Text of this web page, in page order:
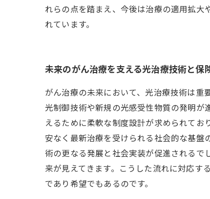
れらの点を踏まえ、今後は治療の適用拡
れています。
未来のがん治療を支える光治療技術と保
がん治療の未来において、光治療技術は
光制御技術や新規の光感受性物質の発明
えるために柔軟な制度設計が求められて
安なく最新治療を受けられる社会的な基盤
術の更なる発展と社会実装が促進されるで
来が見えてきます。こうした流れに対応
であり希望でもあるのです。